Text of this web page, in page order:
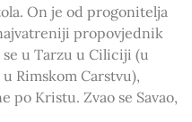
On je od progonitelja
propovjednik
u Tarzu u Ciliciji (u
Rimskom Carstvu),
po Kristu. Zvao se Savao,